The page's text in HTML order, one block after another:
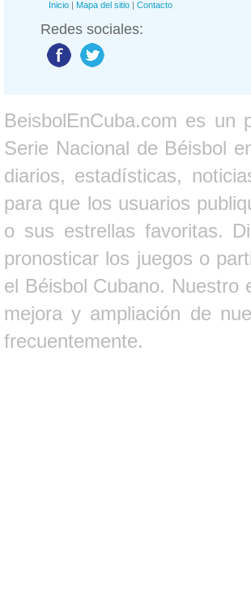
Inicio | Mapa del sitio | Contacto
Redes sociales:
BeisbolEnCuba.com es un
Serie Nacional de Béisbol
diarios, estadísticas,
para que los usuarios
o sus estrellas favoritas.
pronosticar los juegos o
el Béisbol Cubano. Nuestro
mejora y ampliación de
frecuentemente.